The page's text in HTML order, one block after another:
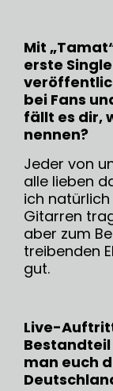
Mit
erste
bei Fans
fällt es dir,
nennen?
Jeder von
alle lieben
ich
Gitarren
aber zum
treibenden
gut.
Live-
Bestandteil
man euch